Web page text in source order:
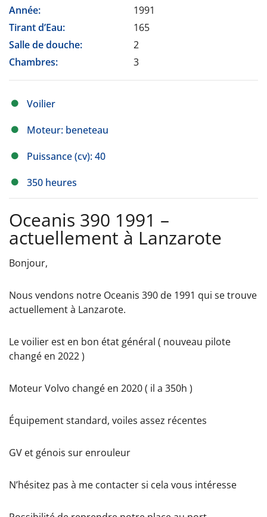
Année:
1991
Tirant d’Eau:
165
Salle de douche:
2
Chambres:
3
Voilier
Moteur: beneteau
Puissance (cv): 40
350 heures
Oceanis 390 1991 –
actuellement à Lanzarote
Bonjour,
Nous vendons notre Oceanis 390 de 1991 qui se trouve
actuellement à Lanzarote.
Le voilier est en bon état général ( nouveau pilote
changé en 2022 )
Moteur Volvo changé en 2020 ( il a 350h )
Équipement standard, voiles assez récentes
GV et génois sur enrouleur
N’hésitez pas à me contacter si cela vous intéresse